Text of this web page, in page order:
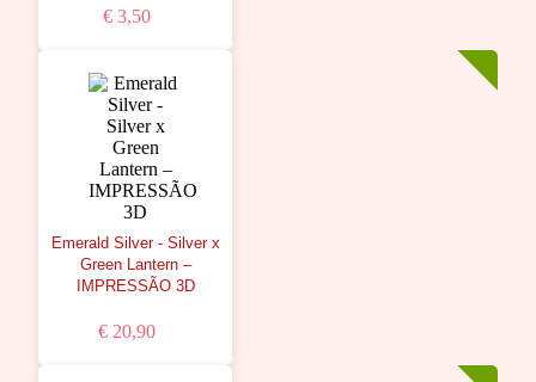
€ 3,50
Emerald Silver - Silver x
Green Lantern –
IMPRESSÃO 3D
€ 20,90